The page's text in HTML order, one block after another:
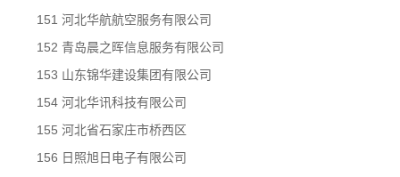
151 河北华航航空服务有限公司
152 青岛晨之晖信息服务有限公司
153 山东锦华建设集团有限公司
154 河北华讯科技有限公司
155 河北省石家庄市桥西区
156 日照旭日电子有限公司